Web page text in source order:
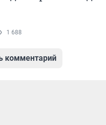
1 688
комментарий